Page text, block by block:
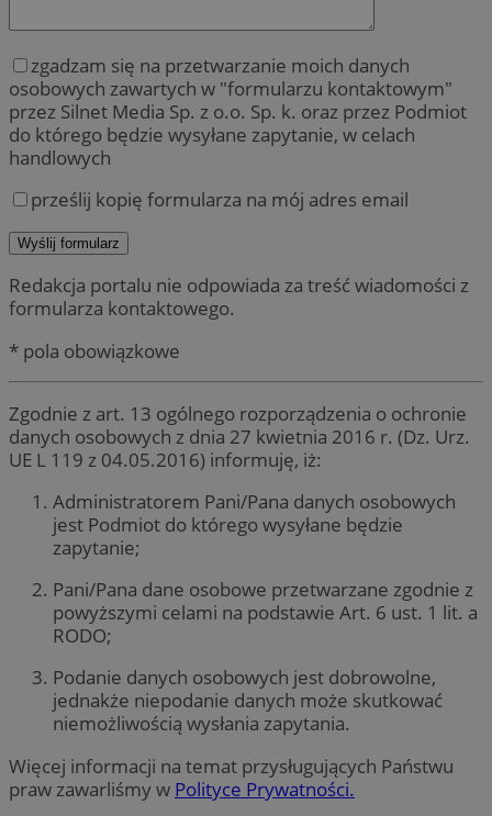
zgadzam się na przetwarzanie moich danych
osobowych zawartych w "formularzu kontaktowym"
przez Silnet Media Sp. z o.o. Sp. k. oraz przez Podmiot
do którego będzie wysyłane zapytanie, w celach
handlowych
prześlij kopię formularza na mój adres email
Redakcja portalu nie odpowiada za treść wiadomości z
formularza kontaktowego.
* pola obowiązkowe
Zgodnie z art. 13 ogólnego rozporządzenia o ochronie
danych osobowych z dnia 27 kwietnia 2016 r. (Dz. Urz.
UE L 119 z 04.05.2016) informuję, iż:
Administratorem Pani/Pana danych osobowych
jest Podmiot do którego wysyłane będzie
zapytanie;
Pani/Pana dane osobowe przetwarzane zgodnie z
powyższymi celami na podstawie Art. 6 ust. 1 lit. a
RODO;
Podanie danych osobowych jest dobrowolne,
jednakże niepodanie danych może skutkować
niemożliwością wysłania zapytania.
Więcej informacji na temat przysługujących Państwu
praw zawarliśmy w Polityce Prywatności.